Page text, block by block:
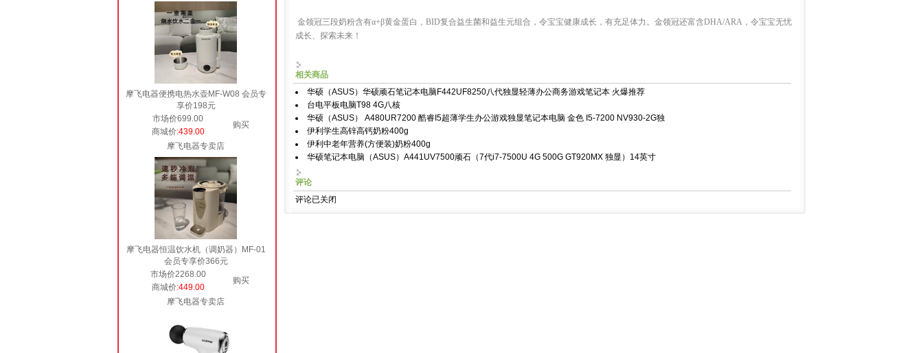
摩飞电器便携电热水壶MF-W08 会员专
享价198元
市场价699.00
购买
商城价:439.00
摩飞电器专卖店
摩飞电器恒温饮水机（调奶器）MF-01
会员专享价366元
市场价2268.00
购买
商城价:449.00
摩飞电器专卖店
金领冠三段奶粉含有α+β黄金蛋白，BID复合益生菌和益生元组合，令宝宝健康成长，有充足体力。金领冠还富含DHA/ARA，令宝宝无忧
成长、探索未来！
相关商品
华硕（ASUS）华硕顽石笔记本电脑F442UF8250八代独显轻薄办公商务游戏笔记本 火爆推荐
台电平板电脑T98 4G八核
华硕（ASUS） A480UR7200 酷睿I5超薄学生办公游戏独显笔记本电脑 金色 I5-7200 NV930-2G独
伊利学生高锌高钙奶粉400g
伊利中老年营养(方便装)奶粉400g
华硕笔记本电脑（ASUS）A441UV7500顽石（7代i7-7500U 4G 500G GT920MX 独显）14英寸
评论
评论已关闭